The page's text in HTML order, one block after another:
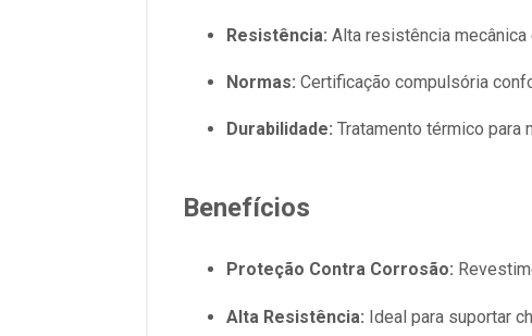
Resistência: Alta resistência mecânica
Normas: Certificação compulsória
Durabilidade: Tratamento térmico para
Benefícios
Proteção Contra Corrosão:
Alta Resistência: Ideal para suportar